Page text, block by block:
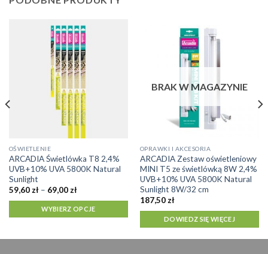
OŚWIETLENIE
ARCADIA Świetlówka T8 2,4%
UVB+10% UVA 5800K Natural
Sunlight
59,60 zł – 69,00 złZakres
od
59,60 zł
do
WYBIERZ OPCJE
Ten
produkt
ma
wiele
wariantów.
wybrać
BRAK W MAGAZYNIE
OPRAWKI I AKCESORIA
ARCADIA Zestaw oświetleniowy
MINI T5 ze świetlówką 8W 2,4%
UVB+10% UVA 5800K Natural
Sunlight 8W/32 cm
187,50 zł
DOWIEDZ SIĘ WIĘCEJ